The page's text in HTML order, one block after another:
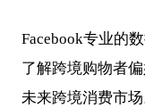
Facebook专业的
了解跨境购物者
未来跨境消费市场